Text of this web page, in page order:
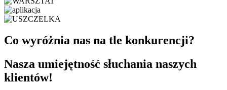
Co wyróżnia nas na tle konkurencji?
Nasza umiejętność słuchania naszych
klientów!